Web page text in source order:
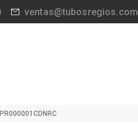
ventas@tubosregios.com
PR000001CDNRC